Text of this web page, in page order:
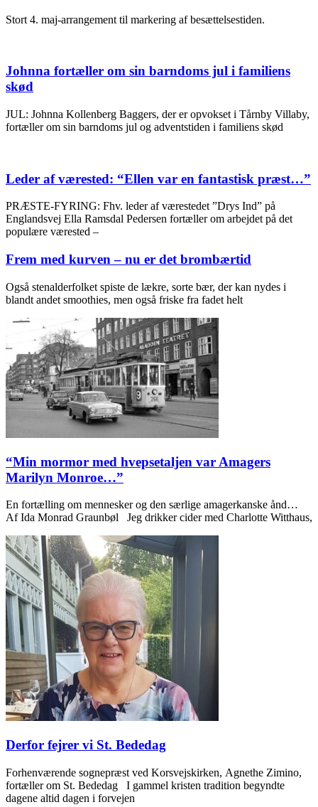
Stort 4. maj-arrangement til markering af besættelsestiden.
Johnna fortæller om sin barndoms jul i familiens
skød
JUL: Johnna Kollenberg Baggers, der er opvokset i Tårnby Villaby,
fortæller om sin barndoms jul og adventstiden i familiens skød
Leder af værested: “Ellen var en fantastisk præst…”
PRÆSTE-FYRING: Fhv. leder af værestedet ”Drys Ind” på
Englandsvej Ella Ramsdal Pedersen fortæller om arbejdet på det
populære værested –
Frem med kurven – nu er det brombærtid
Også stenalderfolket spiste de lækre, sorte bær, der kan nydes i
blandt andet smoothies, men også friske fra fadet helt
“Min mormor med hvepsetaljen var Amagers
Marilyn Monroe…”
En fortælling om mennesker og den særlige amagerkanske ånd…
Af Ida Monrad Graunbøl Jeg drikker cider med Charlotte Witthaus,
Derfor fejrer vi St. Bededag
Forhenværende sognepræst ved Korsvejskirken, Agnethe Zimino,
fortæller om St. Bededag I gammel kristen tradition begyndte
dagene altid dagen i forvejen